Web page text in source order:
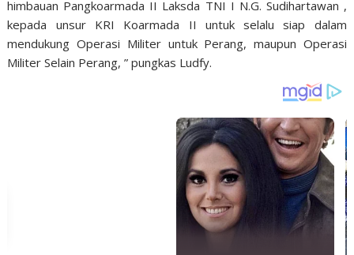
himbauan Pangkoarmada II Laksda TNI I N.G. Sudihartawan ,
kepada unsur KRI Koarmada II untuk selalu siap dalam
mendukung Operasi Militer untuk Perang, maupun Operasi
Militer Selain Perang, ” pungkas Ludfy.